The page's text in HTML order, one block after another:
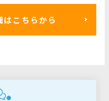
こちらから